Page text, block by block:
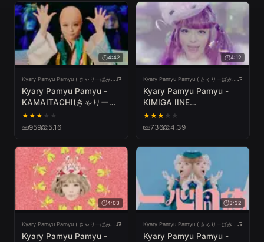
4:42
Kyary Pamyu Pamyu -
KAMAITACHI(きゃりーぱ
みゅぱみゅ - かまいたち)
Official Music Video
★★★ ★ ★
959 5.16
4:12
Kyary Pamyu Pamyu -
KIMIGA IINE
KURETARA(きゃりーぱみ
ゅぱみゅ - きみがいいねく
Video
★★★ ★ ★
736 4.39
4:03
Kyary Pamyu Pamyu ( きゃりーぱみゅぱみゅ )
Kyary Pamyu Pamyu -
3:32
Kyary Pamyu Pamyu ( きゃりーぱみゅぱみゅ )
Kyary Pamyu Pamyu -